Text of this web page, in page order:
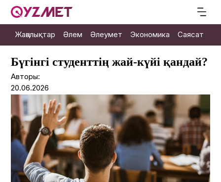
Жаңалықтар Әлем Әлеумет Экономика Саясат
Бүгінгі студенттің жай-күйі қандай?
Авторы:
20.06.2026